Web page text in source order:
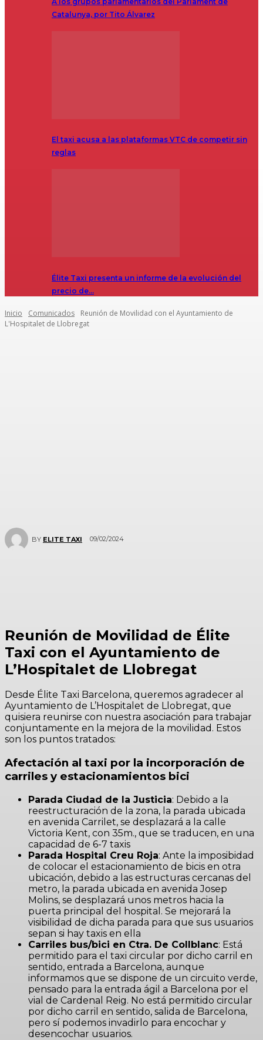
Catalunya, por Tito Álvarez
El taxi acusa a las plataformas VTC de competir sin
reglas
Élite Taxi presenta un informe de la evolución del
precio de…
Inicio Comunicados
Reunión de Movilidad con el Ayuntamiento de
L'Hospitalet de Llobregat
BY ELITE TAXI 09/02/2024
Reunión de Movilidad de Élite
Taxi con el Ayuntamiento de
L’Hospitalet de Llobregat
Desde Élite Taxi Barcelona, queremos agradecer al
Ayuntamiento de L’Hospitalet de Llobregat, que
quisiera reunirse con nuestra asociación para trabajar
conjuntamente en la mejora de la movilidad. Estos
son los puntos tratados:
Afectación al taxi por la incorporación de
carriles y estacionamientos bici
Parada Ciudad de la Justicia: Debido a la
reestructuración de la zona, la parada ubicada
en avenida Carrilet, se desplazará a la calle
Victoria Kent, con 35m., que se traducen, en una
capacidad de 6-7 taxis
Parada Hospital Creu Roja: Ante la imposibidad
de colocar el estacionamiento de bicis en otra
ubicación, debido a las estructuras cercanas del
metro, la parada ubicada en avenida Josep
Molins, se desplazará unos metros hacia la
puerta principal del hospital. Se mejorará la
visibilidad de dicha parada para que sus usuarios
sepan si hay taxis en ella
Carriles bus/bici en Ctra. De Collblanc: Está
permitido para el taxi circular por dicho carril en
sentido, entrada a Barcelona, aunque
informamos que se dispone de un circuito verde,
pensado para la entrada ágil a Barcelona por el
vial de Cardenal Reig. No está permitido circular
por dicho carril en sentido, salida de Barcelona,
pero sí podemos invadirlo para encochar y
desencochar usuarios.